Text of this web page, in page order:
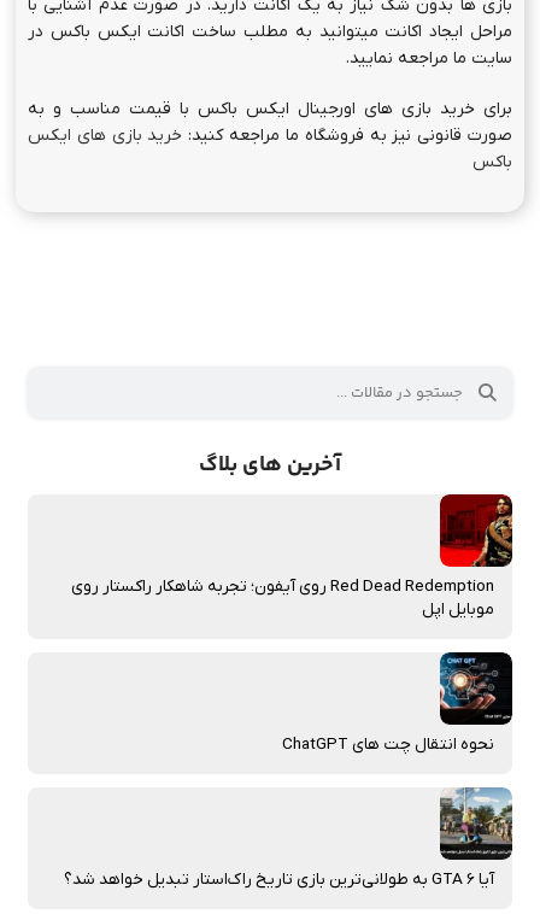
بازی ها بدون شک نیاز به یک اکانت دارید. در صورت عدم آشنایی با
مراحل ایجاد اکانت میتوانید به مطلب ساخت اکانت ایکس باکس در
سایت ما مراجعه نمایید.
برای خرید بازی های اورجینال ایکس باکس با قیمت مناسب و به
صورت قانونی نیز به فروشگاه ما مراجعه کنید: خرید بازی های ایکس
باکس
آخرین های بلاگ
Red Dead Redemption روی آیفون؛ تجربه شاهکار راکستار روی
موبایل اپل
نحوه انتقال چت‌ های ChatGPT
آیا GTA 6 به طولانی‌ترین بازی تاریخ راک‌استار تبدیل خواهد شد؟